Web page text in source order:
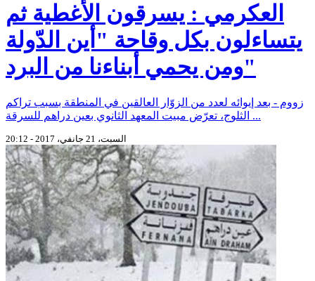
العكرمي : يسرقون الأغطية ثم
يتساءلون بكل وقاحة "أين الدّولة
ومن يحمي أبناءنا من البرد"
زووم - بعد إيوائه لعدد من الزوّار العالقين في المنطقة بسبب تراكم
الثلوج، تعرّض مبيت المعهد الثانوي بعين دراهم للسرقة ...
السبت، 21 جانفي، 2017 - 20:12